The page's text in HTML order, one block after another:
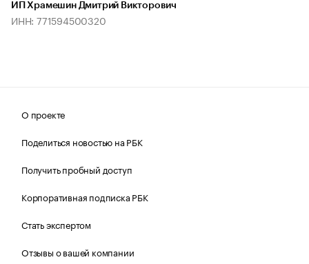
ИП Храмешин Дмитрий Викторович
ИНН: 771594500320
О проекте
Поделиться новостью на РБК
Получить пробный доступ
Корпоративная подписка РБК
Стать экспертом
Отзывы о вашей компании